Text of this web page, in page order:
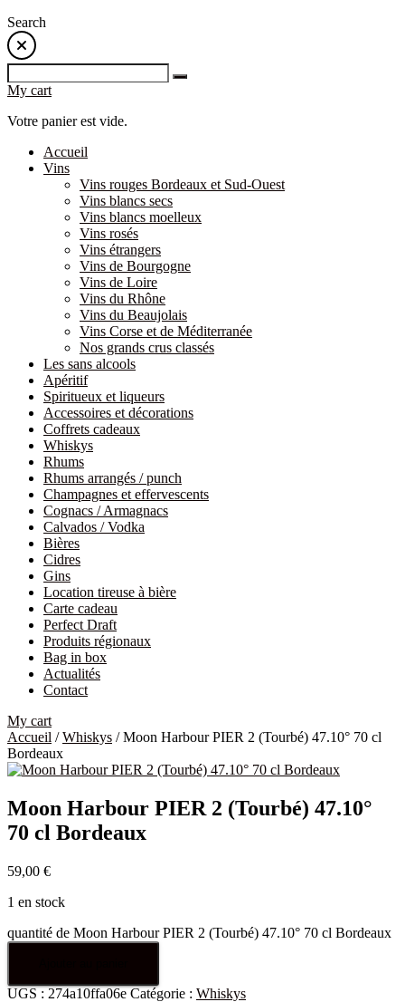
Search
My cart
Votre panier est vide.
Accueil
Vins
Vins rouges Bordeaux et Sud-Ouest
Vins blancs secs
Vins blancs moelleux
Vins rosés
Vins étrangers
Vins de Bourgogne
Vins de Loire
Vins du Rhône
Vins du Beaujolais
Vins Corse et de Méditerranée
Nos grands crus classés
Les sans alcools
Apéritif
Spiritueux et liqueurs
Accessoires et décorations
Coffrets cadeaux
Whiskys
Rhums
Rhums arrangés / punch
Champagnes et effervescents
Cognacs / Armagnacs
Calvados / Vodka
Bières
Cidres
Gins
Location tireuse à bière
Carte cadeau
Perfect Draft
Produits régionaux
Bag in box
Actualités
Contact
My cart
Accueil /Whiskys / Moon Harbour PIER 2 (Tourbé) 47.10° 70 cl
Bordeaux
Moon Harbour PIER 2 (Tourbé) 47.10°
70 cl Bordeaux
59,00 €
1 en stock
quantité de Moon Harbour PIER 2 (Tourbé) 47.10° 70 cl Bordeaux
UGS : 274a10ffa06e Catégorie : Whiskys